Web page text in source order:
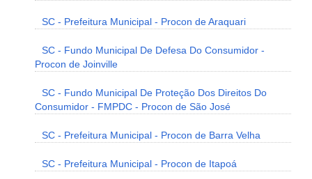
SC - Prefeitura Municipal - Procon de Araquari
SC - Fundo Municipal De Defesa Do Consumidor -
Procon de Joinville
SC - Fundo Municipal De Proteção Dos Direitos Do
Consumidor - FMPDC - Procon de São José
SC - Prefeitura Municipal - Procon de Barra Velha
SC - Prefeitura Municipal - Procon de Itapoá